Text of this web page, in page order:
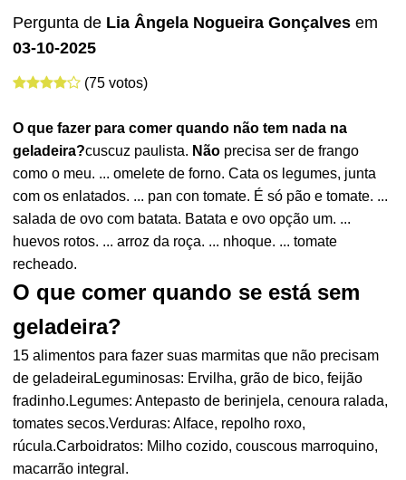
Pergunta de Lia Ângela Nogueira Gonçalves em
03-10-2025
(75 votos)
O que fazer para comer quando não tem nada na
geladeira?cuscuz paulista. Não precisa ser de frango
como o meu. ... omelete de forno. Cata os legumes, junta
com os enlatados. ... pan con tomate. É só pão e tomate. ...
salada de ovo com batata. Batata e ovo opção um. ...
huevos rotos. ... arroz da roça. ... nhoque. ... tomate
recheado.
O que comer quando se está sem
geladeira?
15 alimentos para fazer suas marmitas que não precisam
de geladeiraLeguminosas: Ervilha, grão de bico, feijão
fradinho.Legumes: Antepasto de berinjela, cenoura ralada,
tomates secos.Verduras: Alface, repolho roxo,
rúcula.Carboidratos: Milho cozido, couscous marroquino,
macarrão integral.